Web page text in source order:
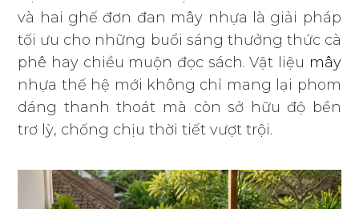
và hai ghế đơn đan mây nhựa là giải pháp
tối ưu cho những buổi sáng thưởng thức cà
phê hay chiều muộn đọc sách. Vật liệu mây
nhựa thế hệ mới không chỉ mang lại phom
dáng thanh thoát mà còn sở hữu độ bền
trơ lỳ, chống chịu thời tiết vượt trội.